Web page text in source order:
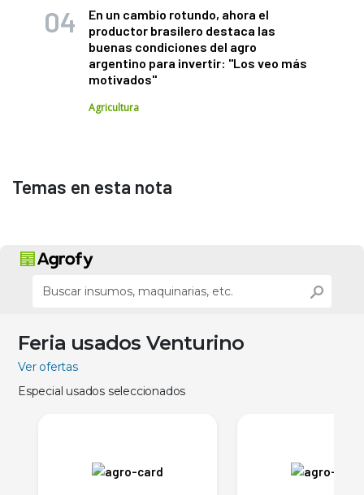
En un cambio rotundo, ahora el
productor brasilero destaca las
buenas condiciones del agro
argentino para invertir: "Los veo más
motivados"
Agricultura
Temas en esta nota
Feria usados Venturino
Ver ofertas
Especial usados seleccionados